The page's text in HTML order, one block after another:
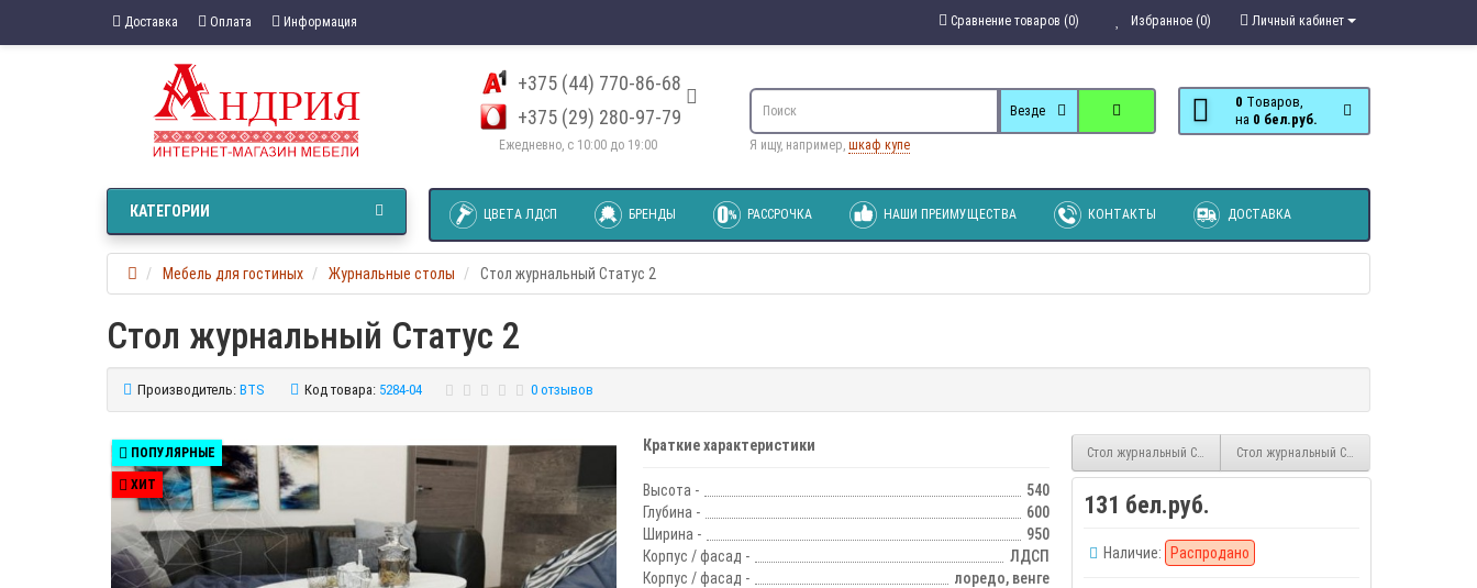
Доставка Оплата Информация Личный кабинет
Избранное (0)
Сравнение товаров (0)
+375 (44) 770-86-68
+375 (29) 280-97-79
Ежедневно, с 10:00 до 19:00
0 Tоваров,
на
0 бел.руб.
Везде
Я ищу, например, шкаф купе
ЦВЕТА ЛДСП БРЕНДЫ РАССРОЧКА НАШИ ПРЕИМУЩЕСТВА КОНТАКТЫ ДОСТАВКА
КАТЕГОРИИ
Мебель для гостиных Журнальные столы Стол журнальный Статус 2
Стол журнальный Статус 2
Производитель: BTS Код товара: 5284-04 0 отзывов
ПОПУЛЯРНЫЕ
ХИТ
Краткие характеристики
Высота -
540
Глубина -
600
Ширина -
950
Корпус / фасад -
ЛДСП
Корпус / фасад -
лоредо, венге
Стол журнальный Статус 1 Стол журнальный Статус 3
131 бел.руб.
Наличие: Распродано